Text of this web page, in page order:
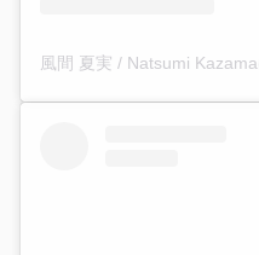
風間 夏実 / Natsumi